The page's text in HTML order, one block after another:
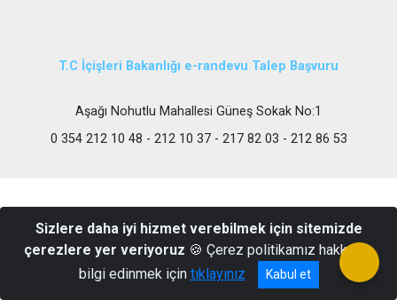
T.C İçişleri Bakanlığı e-randevu Talep Başvuru
Aşağı Nohutlu Mahallesi Güneş Sokak No:1
0 354 212 10 48 - 212 10 37 - 217 82 03 - 212 86 53
Sizlere daha iyi hizmet verebilmek için sitemizde
çerezlere yer veriyoruz 🍪 Çerez politikamız hakkında
bilgi edinmek için tıklayınız Kabul et